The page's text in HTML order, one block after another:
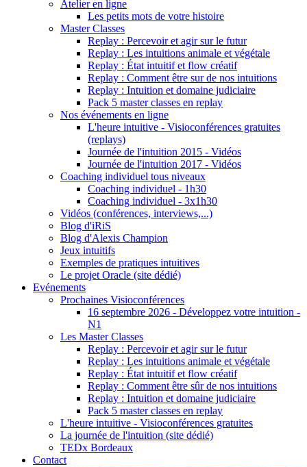
Atelier en ligne
Les petits mots de votre histoire
Master Classes
Replay : Percevoir et agir sur le futur
Replay : Les intuitions animale et végétale
Replay : État intuitif et flow créatif
Replay : Comment être sur de nos intuitions
Replay : Intuition et domaine judiciaire
Pack 5 master classes en replay
Nos événements en ligne
L'heure intuitive - Visioconférences gratuites
(replays)
Journée de l'intuition 2015 - Vidéos
Journée de l'intuition 2017 - Vidéos
Coaching individuel tous niveaux
Coaching individuel - 1h30
Coaching individuel - 3x1h30
Vidéos (conférences, interviews,...)
Blog d'iRiS
Blog d'Alexis Champion
Jeux intuitifs
Exemples de pratiques intuitives
Le projet Oracle (site dédié)
Evénements
Prochaines Visioconférences
16 septembre 2026 - Développez votre intuition -
N1
Les Master Classes
Replay : Percevoir et agir sur le futur
Replay : Les intuitions animale et végétale
Replay : État intuitif et flow créatif
Replay : Comment être sûr de nos intuitions
Replay : Intuition et domaine judiciaire
Pack 5 master classes en replay
L'heure intuitive - Visioconférences gratuites
La journée de l'intuition (site dédié)
TEDx Bordeaux
Contact